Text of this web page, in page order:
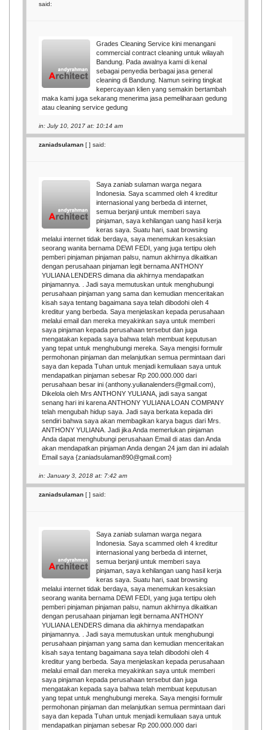
said:
Grades Cleaning Service kini menangani
commercial contract cleaning untuk wilayah
Bandung. Pada awalnya kami di kenal
sebagai penyedia berbagai jasa general
cleaning di Bandung. Namun seiring tingkat
kepercayaan klien yang semakin bertambah
maka kami juga sekarang menerima jasa pemeliharaan gedung
atau cleaning service gedung
in: July 10, 2017 at: 10:14 am
zaniadsulaman [] said:
Saya zaniab sulaman warga negara
Indonesia. Saya scammed oleh 4 kreditur
internasional yang berbeda di internet,
semua berjanji untuk memberi saya
pinjaman, saya kehilangan uang hasil kerja
keras saya. Suatu hari, saat browsing
melalui internet tidak berdaya, saya menemukan kesaksian
seorang wanita bernama DEWI FEDI, yang juga tertipu oleh
pemberi pinjaman pinjaman palsu, namun akhirnya dikaitkan
dengan perusahaan pinjaman legit bernama ANTHONY
YULIANA LENDERS dimana dia akhirnya mendapatkan
pinjamannya. . Jadi saya memutuskan untuk menghubungi
perusahaan pinjaman yang sama dan kemudian menceritakan
kisah saya tentang bagaimana saya telah dibodohi oleh 4
kreditur yang berbeda. Saya menjelaskan kepada perusahaan
melalui email dan mereka meyakinkan saya untuk memberi
saya pinjaman kepada perusahaan tersebut dan juga
mengatakan kepada saya bahwa telah membuat keputusan
yang tepat untuk menghubungi mereka. Saya mengisi formulir
permohonan pinjaman dan melanjutkan semua permintaan dari
saya dan kepada Tuhan untuk menjadi kemuliaan saya untuk
mendapatkan pinjaman sebesar Rp 200.000.000 dari
perusahaan besar ini (anthony.yulianalenders@gmail.com),
Dikelola oleh Mrs ANTHONY YULIANA, jadi saya sangat
senang hari ini karena ANTHONY YULIANA LOAN COMPANY
telah mengubah hidup saya. Jadi saya berkata kepada diri
sendiri bahwa saya akan membagikan karya bagus dari Mrs.
ANTHONY YULIANA. Jadi jika Anda memerlukan pinjaman
Anda dapat menghubungi perusahaan Email di atas dan Anda
akan mendapatkan pinjaman Anda dengan 24 jam dan ini adalah
Email saya {zaniadsulaman890@gmail.com}
in: January 3, 2018 at: 7:42 am
zaniadsulaman [] said:
Saya zaniab sulaman warga negara
Indonesia. Saya scammed oleh 4 kreditur
internasional yang berbeda di internet,
semua berjanji untuk memberi saya
pinjaman, saya kehilangan uang hasil kerja
keras saya. Suatu hari, saat browsing
melalui internet tidak berdaya, saya menemukan kesaksian
seorang wanita bernama DEWI FEDI, yang juga tertipu oleh
pemberi pinjaman pinjaman palsu, namun akhirnya dikaitkan
dengan perusahaan pinjaman legit bernama ANTHONY
YULIANA LENDERS dimana dia akhirnya mendapatkan
pinjamannya. . Jadi saya memutuskan untuk menghubungi
perusahaan pinjaman yang sama dan kemudian menceritakan
kisah saya tentang bagaimana saya telah dibodohi oleh 4
kreditur yang berbeda. Saya menjelaskan kepada perusahaan
melalui email dan mereka meyakinkan saya untuk memberi
saya pinjaman kepada perusahaan tersebut dan juga
mengatakan kepada saya bahwa telah membuat keputusan
yang tepat untuk menghubungi mereka. Saya mengisi formulir
permohonan pinjaman dan melanjutkan semua permintaan dari
saya dan kepada Tuhan untuk menjadi kemuliaan saya untuk
mendapatkan pinjaman sebesar Rp 200.000.000 dari